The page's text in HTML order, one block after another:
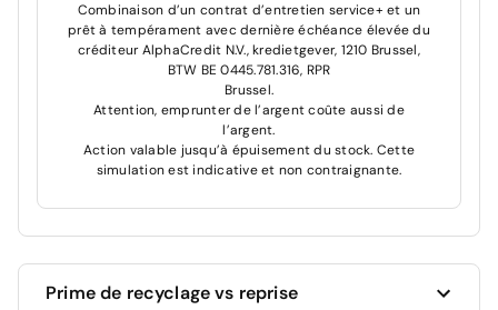
Combinaison d’un contrat d’entretien service+ et un
prêt à tempérament avec dernière échéance élevée du
créditeur AlphaCredit N.V., kredietgever, 1210 Brussel,
BTW BE 0445.781.316, RPR
Brussel.
Attention, emprunter de l’argent coûte aussi de
l’argent.
Action valable jusqu’à épuisement du stock. Cette
simulation est indicative et non contraignante.
Prime de recyclage vs reprise